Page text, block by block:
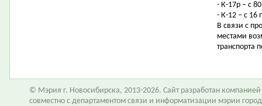
- К-17р – с
- К-12 – с 16
В связи с
местами
транспорта
© Мэрия г. Новосибирска, 2013-2026. Сайт разработан компанией
совместно с департаментом связи и информатизации мэрии